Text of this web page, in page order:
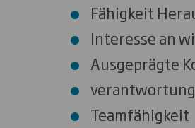
Fähigkeit
Interesse an
Ausgeprägte
Teamfähigkeit